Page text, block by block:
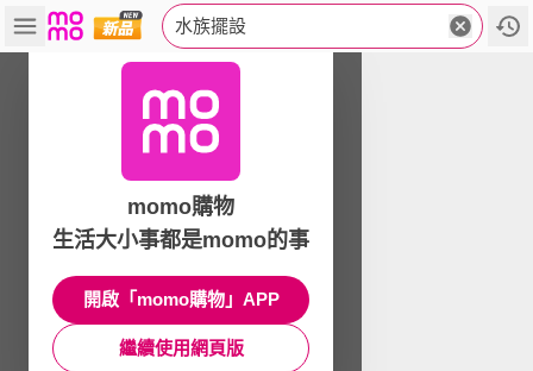
水族擺設
momo購物
生活大小事都是momo的事
開啟「momo購物」APP
繼續使用網頁版